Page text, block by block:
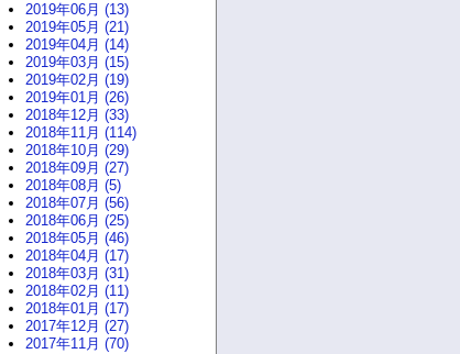
2019年06月 (13)
2019年05月 (21)
2019年04月 (14)
2019年03月 (15)
2019年02月 (19)
2019年01月 (26)
2018年12月 (33)
2018年11月 (114)
2018年10月 (29)
2018年09月 (27)
2018年08月 (5)
2018年07月 (56)
2018年06月 (25)
2018年05月 (46)
2018年04月 (17)
2018年03月 (31)
2018年02月 (11)
2018年01月 (17)
2017年12月 (27)
2017年11月 (70)